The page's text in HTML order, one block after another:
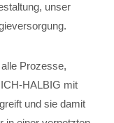
unser
Prozesse,
HALBIG mit
und sie damit